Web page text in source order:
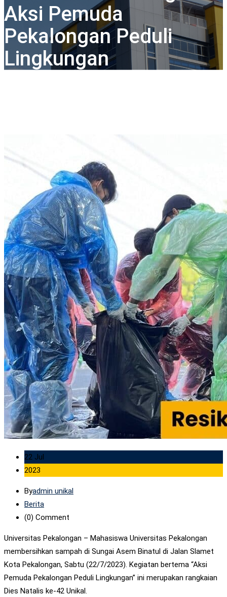
Aksi Pemuda
Pekalongan Peduli
Lingkungan
22 Jul
2023
Byadmin unikal
Berita
(0) Comment
Universitas Pekalongan – Mahasiswa Universitas Pekalongan
membersihkan sampah di Sungai Asem Binatul di Jalan Slamet
Kota Pekalongan, Sabtu (22/7/2023). Kegiatan bertema “Aksi
Pemuda Pekalongan Peduli Lingkungan” ini merupakan rangkaian
Dies Natalis ke-42 Unikal.